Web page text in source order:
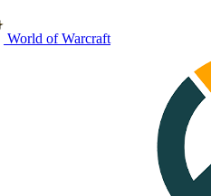
World of Warcraft